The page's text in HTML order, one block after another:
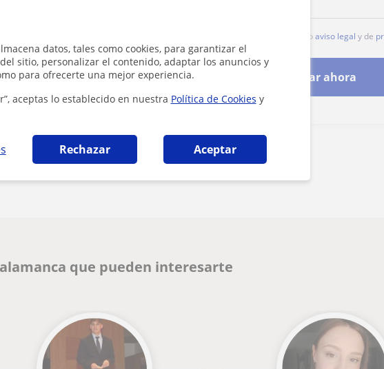
datos, tales como cookies, para garantizar el
sitio, personalizar el contenido, adaptar los anuncios y
para ofrecerte una mejor experiencia.
aceptas lo establecido en nuestra Política de Cookies y
Rechazar Aceptar
Al hacer clic, aceptas nuestroaviso legal y de
Contactar ahora
Denunciar este perfil
que pueden interesarte